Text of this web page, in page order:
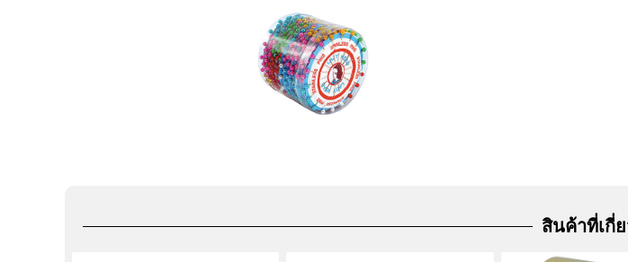
สินค้าที่เกี่